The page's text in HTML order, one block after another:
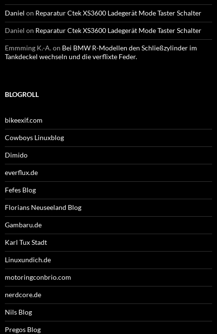
Daniel on Reparatur Ctek XS3600 Ladegerät Mode Taster Schalter
Daniel on Reparatur Ctek XS3600 Ladegerät Mode Taster Schalter
Emmming K.-A.on Bei BMW R-Modellen den Schließzylinder im
Tankdeckel wechseln und die verflixte Feder.
BLOGROLL
bikeexif.com
Cowboys Linuxblog
Dimido
everflux.de
Fefes Blog
Florians Neuseeland Blog
Gambaru.de
Karl Tux Stadt
Linuxundich.de
motoringconbrio.com
nerdcore.de
Nils Blog
Pregos Blog